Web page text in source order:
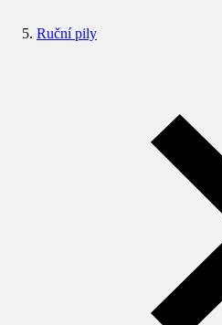
Ruční pily